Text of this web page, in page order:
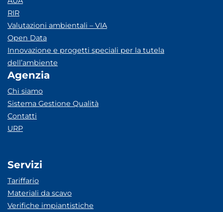
RIR
Valutazioni ambientali – VIA
Open Data
Innovazione e progetti speciali per la tutela
dell’ambiente
Agenzia
Chi siamo
Sistema Gestione Qualità
Contatti
URP
Servizi
Tariffario
Materiali da scavo
Verifiche impiantistiche